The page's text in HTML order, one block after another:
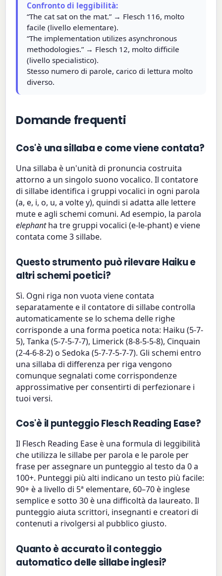
Confronto di leggibilità:
“The cat sat on the mat.” → Flesch 116, molto
facile (livello elementare).
“The implementation utilizes asynchronous
methodologies.” → Flesch 12, molto difficile
(livello specialistico).
Stesso numero di parole, carico di lettura molto
diverso.
Domande frequenti
Cos'è una sillaba e come viene contata?
Una sillaba è un'unità di pronuncia costruita
attorno a un singolo suono vocalico. Il contatore
di sillabe identifica i gruppi vocalici in ogni parola
(a, e, i, o, u, a volte y), quindi si adatta alle lettere
mute e agli schemi comuni. Ad esempio, la parola
elephantha tre gruppi vocalici (e-le-phant) e viene
contata come 3 sillabe.
Questo strumento può rilevare Haiku e
altri schemi poetici?
Sì. Ogni riga non vuota viene contata
separatamente e il contatore di sillabe controlla
automaticamente se lo schema delle righe
corrisponde a una forma poetica nota: Haiku (5-7-
5), Tanka (5-7-5-7-7), Limerick (8-8-5-5-8), Cinquain
(2-4-6-8-2) o Sedoka (5-7-7-5-7-7). Gli schemi entro
una sillaba di differenza per riga vengono
comunque segnalati come corrispondenze
approssimative per consentirti di perfezionare i
tuoi versi.
Cos'è il punteggio Flesch Reading Ease?
Il Flesch Reading Ease è una formula di leggibilità
che utilizza le sillabe per parola e le parole per
frase per assegnare un punteggio al testo da 0 a
100+. Punteggi più alti indicano un testo più facile:
90+ è a livello di 5ª elementare, 60–70 è inglese
semplice e sotto 30 è una difficoltà da laureato. Il
punteggio aiuta scrittori, insegnanti e creatori di
contenuti a rivolgersi al pubblico giusto.
Quanto è accurato il conteggio
automatico delle sillabe inglesi?